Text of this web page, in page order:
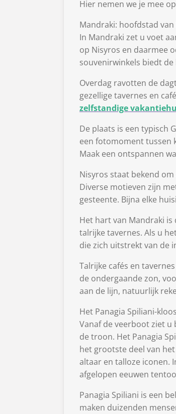
Hier nemen we je mee
Mandraki: hoofdstad van
In Mandraki zet u voet
op Nisyros en daarmee
souvenirwinkels biedt
Overdag ravotten de
gezellige tavernes en
zelfstandige
De plaats is een typisch
een fotomoment tussen
Maak een ontspannen
Nisyros staat bekend
Diverse motieven zijn
gesteente. Bijna elke
Het hart van Mandraki
talrijke tavernes. Als u
die zich uitstrekt van de
Talrijke cafés en
de ondergaande zon,
aan de lijn, natuurlijk
Het Panagia Spiliani-
Vanaf de veerboot ziet
de troon. Het Panagia
het grootste deel van
altaar en talloze iconen.
afgelopen eeuwen
Panagia Spiliani is een
maken duizenden